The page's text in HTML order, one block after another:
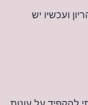
ועכשיו יש